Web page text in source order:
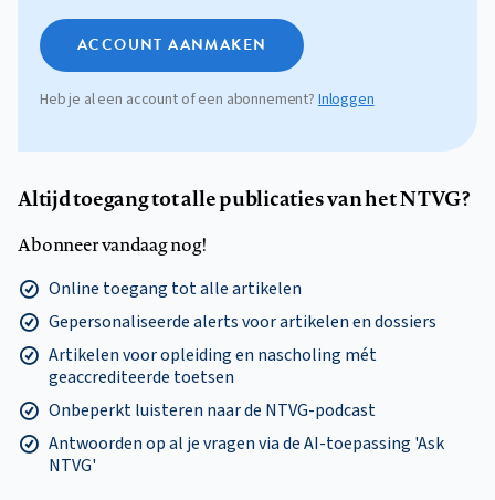
ACCOUNT AANMAKEN
Heb je al een account of een abonnement?Inloggen
Altijd toegang tot alle publicaties van het NTVG?
Abonneer vandaag nog!
Online toegang tot alle artikelen
Gepersonaliseerde alerts voor artikelen en dossiers
Artikelen voor opleiding en nascholing mét
geaccrediteerde toetsen
Onbeperkt luisteren naar de NTVG-podcast
Antwoorden op al je vragen via de AI-toepassing 'Ask
NTVG'